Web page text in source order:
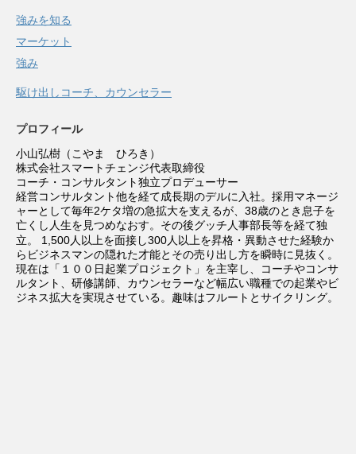
強みを知る
マーケット
強み
駆け出しコーチ、カウンセラー
プロフィール
小山弘樹（こやま ひろき）
株式会社スマートチェンジ代表取締役
コーチ・コンサルタント独立プロデューサー
経営コンサルタント他を経て成長期のデルに入社。採用マネージ
ャーとして毎年2ケタ増の急拡大を支えるが、38歳のとき息子を
亡くし人生を見つめなおす。その後グッチ人事部長等を経て独
立。
1,500人以上を面接し300人以上を昇格・異動させた経験か
らビジネスマンの隠れた才能とその売り出し方を瞬時に見抜く。
現在は「１００日起業プロジェクト」を主宰し、コーチやコンサ
ルタント、研修講師、カウンセラーなど幅広い職種での起業やビ
ジネス拡大を実現させている。趣味はフルートとサイクリング。